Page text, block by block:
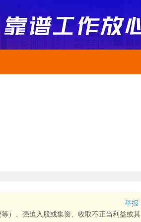
举报
）、强迫入股或集资、收取不正当利益或其